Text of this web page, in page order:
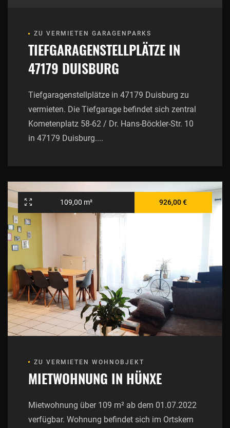
ZU VERMIETEN GARAGENPARKS
TIEFGARAGENSTELLPLÄTZE IN
47179 DUISBURG
Tiefgaragenstellplätze in 47179 Duisburg zu
vermieten. Die Tiefgarage befindet sich zentral
Kometenplatz 58-62 / Dr. Hans-Böckler-Str. 10
in 47179 Duisburg....
109,00 m² 926,00 €
ZU VERMIETEN WOHNOBJEKT
MIETWOHNUNG IN HÜNXE
Mietwohnung über 109 m² ab dem 01.07.2022
verfügbar. Wohnung befindet sich im Ortskern